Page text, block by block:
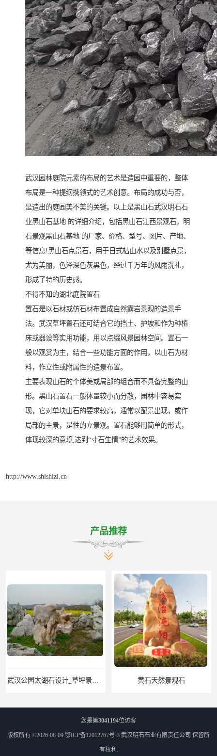
武汉园林庭院元素的布局的艺术是造园中重要的，整体
布局是一种提纲携领式的艺术创意。布局的成功与否，
是造出的庭园美不美的关键。以上是黑山石武汉明石石
业黑山石基地 的详细介绍，包括黑山石江西景观石，明
石景观黑山石基地 的厂家、价格、型号、图片、产地、
等信息!黑山石点景石，用于日式枯山水以及别墅点景，
尤为美丽，色泽深色灰黑色，经过千万年的风雨洗礼，
形成了特的历史感。
不得不知的湖北庭院置石
置石是以石材或仿石材布置成自然露岩景观的造景手
法。武汉草坪置石还可结合它的挡土、护坡和作为种植
床或器设等实用功能，用以点缀风景园林空间。置石一
般以观赏为主，结合一些功能方面的作用，以山石为材
料，作立性或附属性的造景布置。
主要表现山石的个体美或局部的组合而不具备完整的山
形。黑山石置石一般体量较小而分散，园林中容易实
现，它对单块山石的要求较高，通常以配景出现，或作
局部的主景，是性的立景观。置石能够用简单的形式，
体现较深的意境,达到“寸石生情”的艺术效果。
http://www.shishizi.cn
产品推荐
黄石天然景观石
您是第3041194位访客
版权所有 ©2026-08-09 鄂ICP备12012767号-3 武汉明石石业有限责任公司 保留所
有权利.